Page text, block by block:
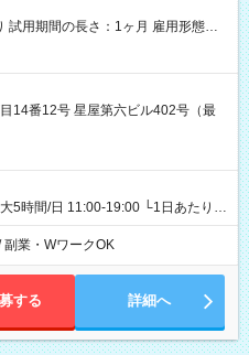
試用期間の長さ：1ヶ月 雇用形態、
14番12号 星屋第六ビル402号（最
5時間/日 11:00-19:00 └1日あたりの
時間帯内であれば、いつでも勤務可
お好きな曜日でご勤務いただけま
由な働き方が可能なお仕事です！
副業・WワークOK
する 詳細へ